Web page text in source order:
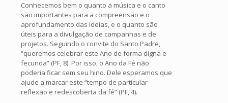
Conhecemos bem o quanto a música e o canto
são importantes para a compreensão e o
aprofundamento das ideias, e o quanto são
úteis para a divulgação de campanhas e de
projetos. Seguindo o convite do Santo Padre,
“queremos celebrar este Ano de forma digna e
fecunda” (PF, 8). Por isso, o Ano da Fé não
poderia ficar sem seu hino. Dele esperamos que
ajude a marcar este “tempo de particular
reflexão e redescoberta da fé” (PF, 4).